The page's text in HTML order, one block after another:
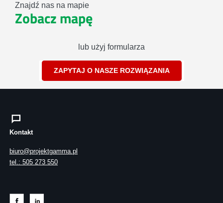
Znajdź nas na mapie
Zobacz mapę
lub użyj formularza
ZAPYTAJ O NASZE ROZWIĄZANIA
Kontakt
biuro@projektgamma.pl
tel.: 505 273 550